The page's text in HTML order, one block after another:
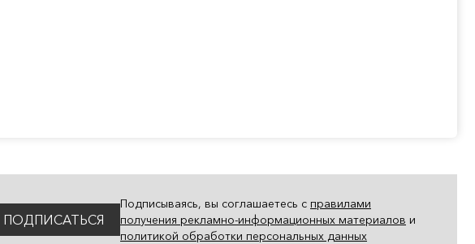
ПОДПИСАТЬСЯ
Подписываясь, вы соглашаетесь с правилами
получения рекламно-информационных материалов и
политикой обработки персональных данных